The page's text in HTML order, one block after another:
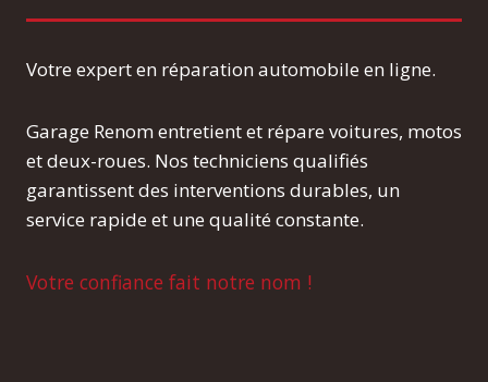
Votre expert en réparation automobile en ligne.
Garage Renom entretient et répare voitures, motos
et deux-roues. Nos techniciens qualifiés
garantissent des interventions durables, un
service rapide et une qualité constante.
Votre confiance fait notre nom !